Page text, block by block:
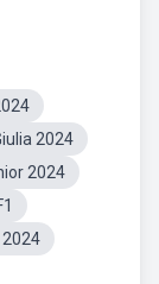
2024
2024